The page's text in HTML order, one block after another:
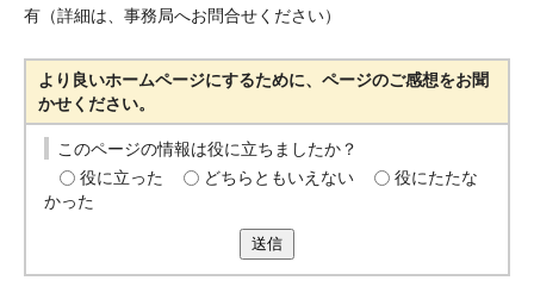
有（詳細は、事務局へお問合せください）
より良いホームページにするために、ページのご感想をお聞
かせください。
このページの情報は役に立ちましたか？
役に立った
どちらともいえない
役にたたな
かった
送信